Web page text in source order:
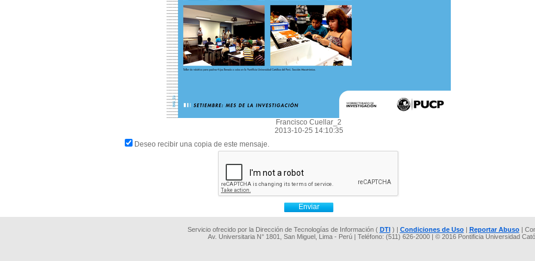
Francisco Cuellar_2
2013-10-25 14:10:35
Deseo recibir una copia de este mensaje.
Servicio ofrecido por la Dirección de Tecnologías de Información ( DTI) | Condiciones de Uso| Reportar Abuso|
Av. Universitaria N° 1801, San Miguel, Lima - Perú | Teléfono: (511) 626-2000 | © 2016 Pontificia Universidad